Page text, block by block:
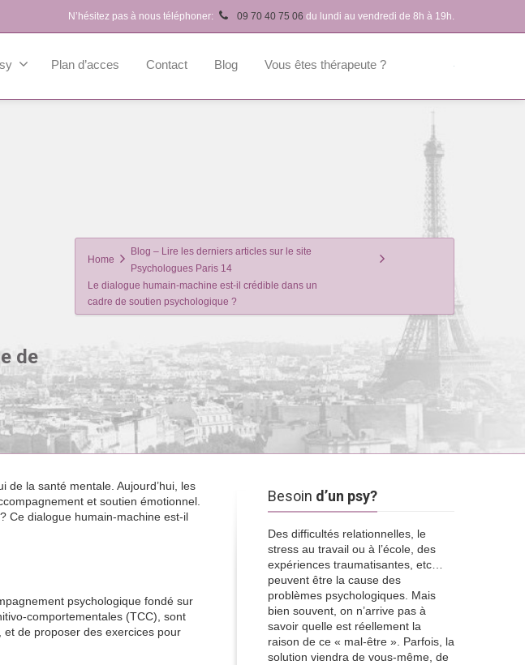
N’hésitez pas à nous téléphoner: 09 70 40 75 06 du lundi au vendredi de 8h à 19h.
Plan d’acces Contact Blog Vous êtes thérapeute ?
de
Home
Blog – Lire les derniers articles sur le site
Psychologues Paris 14
Le dialogue humain-machine est-il crédible dans un
cadre de soutien psychologique ?
de la santé mentale. Aujourd’hui, les
et soutien émotionnel.
Ce dialogue humain-machine est-il
psychologique fondé sur
comportementales (TCC), sont
et de proposer des exercices pour
Besoin d’un psy?
Des difficultés relationnelles, le
stress au travail ou à l’école, des
expériences traumatisantes, etc…
peuvent être la cause des
problèmes psychologiques. Mais
bien souvent, on n’arrive pas à
savoir quelle est réellement la
raison de ce « mal-être ». Parfois, la
solution viendra de vous-même, de